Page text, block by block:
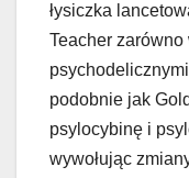
łysiczka
Teacher
podobnie jak
psylocybinę i
wywołując